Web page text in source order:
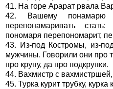
41. На горе Арарат рвала
42. Вашему понамарю
перепонамаривать
пономаря перепономарит,
43. Из-под Костромы, из-
мужчины. Говорили они про
про крупу, да про подкрупки.
44. Вахмистр с
45. Турка курит трубку, курка